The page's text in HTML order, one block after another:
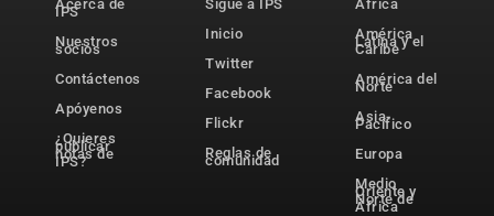
Acerca de
IPS
Nuestros
socios
Contáctenos
Apóyenos
¿Quieres
publicar
notas de
IPS?
Sigue a IPS
Inicio
Twitter
Facebook
Flickr
Reglas de
comunidad
África
América
Latina y el
Caribe
América del
Norte
Asia-
Pacífico
Europa
Medio
Oriente y
Norte de
África